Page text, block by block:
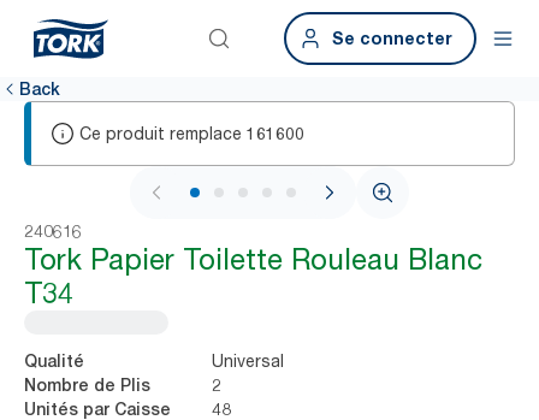
Se connecter
Back
Ce produit remplace 161600
1 / 5
240616
Tork Papier Toilette Rouleau Blanc
T34
Qualité Universal
Nombre de Plis 2
Unités par Caisse
48